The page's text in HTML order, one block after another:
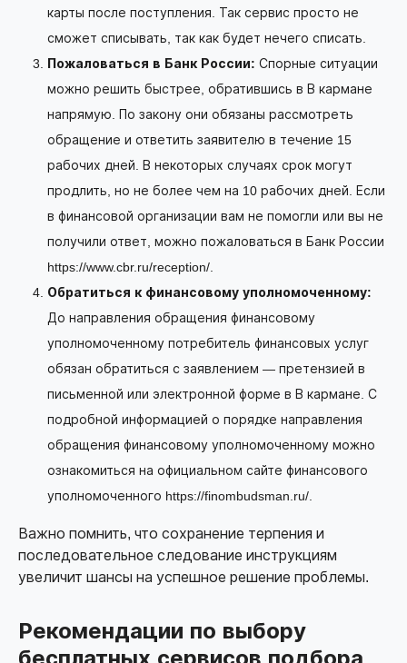
карты после поступления. Так сервис просто не
сможет списывать, так как будет нечего списать.
Пожаловаться в Банк России: Спорные ситуации
можно решить быстрее, обратившись в В кармане
напрямую. По закону они обязаны рассмотреть
обращение и ответить заявителю в течение 15
рабочих дней. В некоторых случаях срок могут
продлить, но не более чем на 10 рабочих дней. Если
в финансовой организации вам не помогли или вы не
получили ответ, можно пожаловаться в Банк России
https://www.cbr.ru/reception/.
Обратиться к финансовому уполномоченному:
До направления обращения финансовому
уполномоченному потребитель финансовых услуг
обязан обратиться с заявлением — претензией в
письменной или электронной форме в В кармане. С
подробной информацией о порядке направления
обращения финансовому уполномоченному можно
ознакомиться на официальном сайте финансового
уполномоченного https://finombudsman.ru/.
Важно помнить, что сохранение терпения и
последовательное следование инструкциям
увеличит шансы на успешное решение проблемы.
Рекомендации по выбору